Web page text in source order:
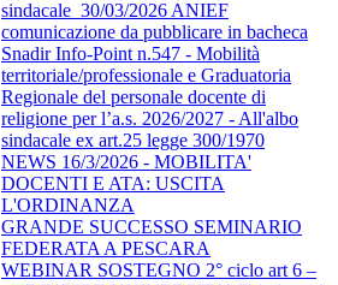
sindacale_30/03/2026 ANIEF
comunicazione da pubblicare in bacheca
Snadir Info-Point n.547 - Mobilità
territoriale/professionale e Graduatoria
Regionale del personale docente di
religione per l’a.s. 2026/2027 - All'albo
sindacale ex art.25 legge 300/1970
NEWS 16/3/2026 - MOBILITA'
DOCENTI E ATA: USCITA
L'ORDINANZA
GRANDE SUCCESSO SEMINARIO
FEDERATA A PESCARA
WEBINAR SOSTEGNO 2° ciclo art 6 –